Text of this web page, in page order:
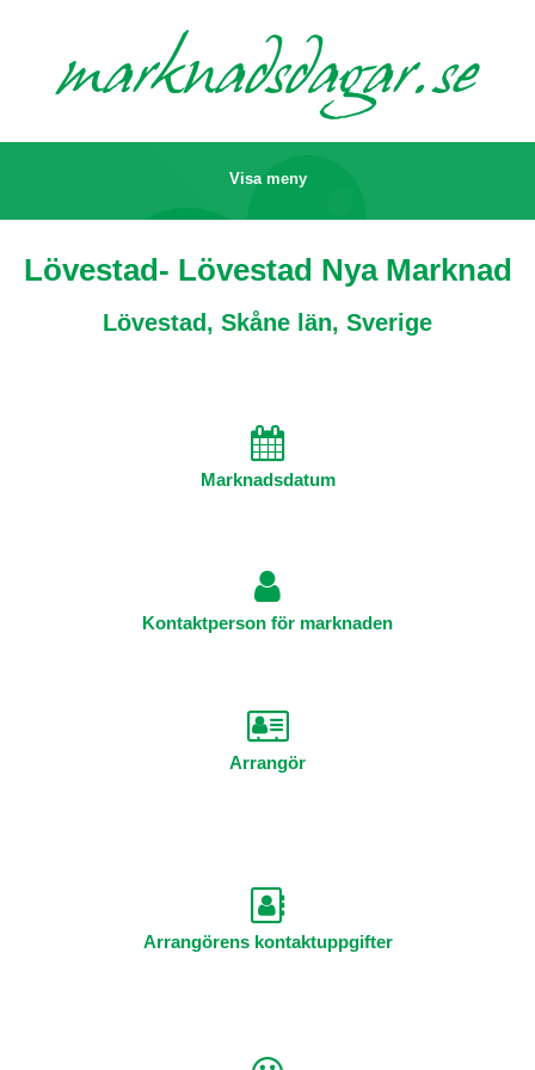
marknadsdagar.se
Visa meny
Lövestad- Lövestad Nya Marknad
Lövestad, Skåne län, Sverige
Marknadsdatum
Kontaktperson för marknaden
Arrangör
Arrangörens kontaktuppgifter